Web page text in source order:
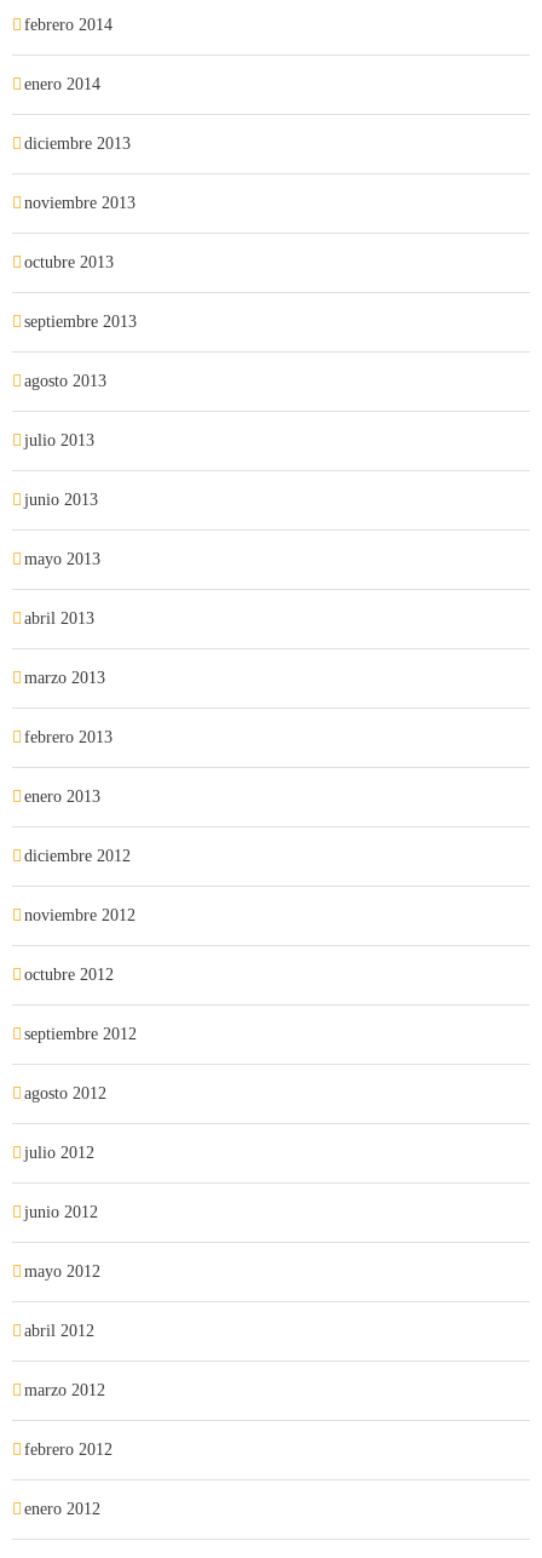
febrero 2014
enero 2014
diciembre 2013
noviembre 2013
octubre 2013
septiembre 2013
agosto 2013
julio 2013
junio 2013
mayo 2013
abril 2013
marzo 2013
febrero 2013
enero 2013
diciembre 2012
noviembre 2012
octubre 2012
septiembre 2012
agosto 2012
julio 2012
junio 2012
mayo 2012
abril 2012
marzo 2012
febrero 2012
enero 2012